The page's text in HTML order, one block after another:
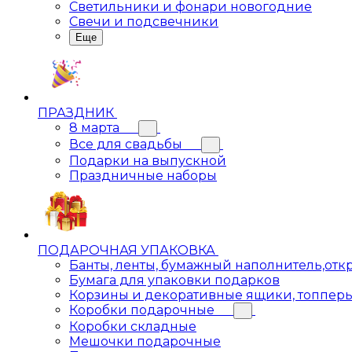
Светильники и фонари новогодние
Свечи и подсвечники
Еще
ПРАЗДНИК
8 марта
Все для свадьбы
Подарки на выпускной
Праздничные наборы
ПОДАРОЧНАЯ УПАКОВКА
Банты, ленты, бумажный
Бумага для упаковки подарков
Корзины и декоративные ящики,
Коробки подарочные
Коробки складные
Мешочки подарочные